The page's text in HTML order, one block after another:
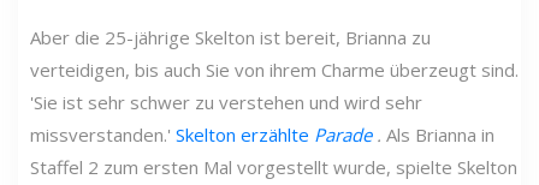
Aber die 25-jährige Skelton ist bereit, Brianna zu
verteidigen, bis auch Sie von ihrem Charme überzeugt sind.
'Sie ist sehr schwer zu verstehen und wird sehr
missverstanden.' Skelton erzählte Parade. Als Brianna in
Staffel 2 zum ersten Mal vorgestellt wurde, spielte Skelton